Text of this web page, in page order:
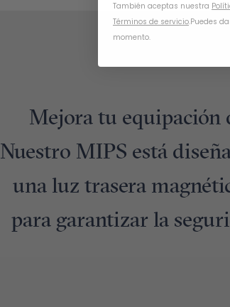
Mejora tu equipación
Nuestro MIPS está
una luz trasera
para garantizar la
También aceptas nuestra
Términos de servicio.Puedes
momento.